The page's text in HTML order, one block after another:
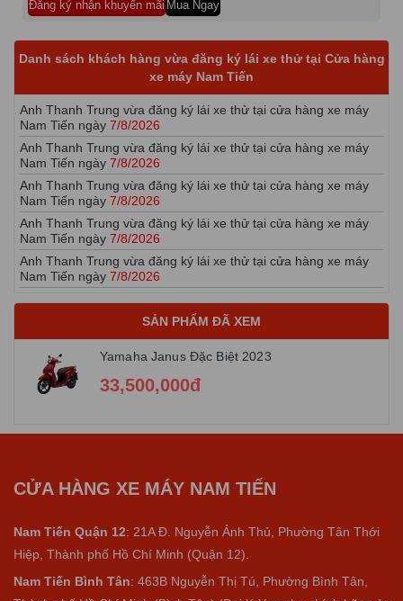
Đăng ký nhận khuyến mãi Mua Ngay
Danh sách khách hàng vừa đăng ký lái xe thử tại Cửa hàng
xe máy Nam Tiến
Nam Tiến ngày7/8/2026
Anh Thanh Trung vừa đăng ký lái xe thử tại cửa hàng xe máy
Anh Thanh Trung vừa đăng ký lái xe thử tại cửa hàng xe máy
Nam Tiến ngày 7/8/2026
Anh Thanh Trung vừa đăng ký lái xe thử tại cửa hàng xe máy
Nam Tiến ngày 7/8/2026
Anh Thanh Trung vừa đăng ký lái xe thử tại cửa hàng xe máy
Nam Tiến ngày 7/8/2026
Anh Thanh Trung vừa đăng ký lái xe thử tại cửa hàng xe máy
Nam Tiến ngày 7/8/2026
Anh Thanh Trung vừa đăng ký lái xe thử tại cửa hàng xe máy
Nam Tiến ngày 7/8/2026
7/8/2026
Anh Thanh Trung vừa đăng ký lái xe thử tại cửa hàng xe máy
Nam Tiến ngày7/8/2026
Anh Thanh Trung vừa đăng ký lái xe thử tại cửa hàng xe máy
Nam Tiến ngày7/8/2026
Anh Thanh Trung vừa đăng ký lái xe thử tại cửa hàng xe máy
SẢN PHẨM ĐÃ XEM
Yamaha Janus Đặc Biệt 2023
33,500,000đ
CỬA HÀNG XE MÁY NAM TIẾN
Nam Tiến Quận 12: 21A Đ. Nguyễn Ảnh Thủ, Phường Tân Thới
Hiệp, Thành phố Hồ Chí Minh (Quận 12).
Nam Tiến Bình Tân: 463B Nguyễn Thị Tú, Phường Bình Tân,